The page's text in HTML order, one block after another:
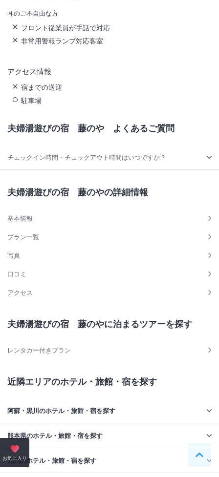
耳のご不自由な方
フロント従業員が手話で対応
非常用警報ランプ対応客室
アクセス情報
宿までの送迎
駐車場
お気に入り ペー
夫婦湯遊びの宿 藤のや よくあるご質問
チェックイン時間・チェックアウト時間はいつですか？
夫婦湯遊びの宿 藤のやの詳細情報
基本情報
プラン一覧
写真
口コミ
アクセス
夫婦湯遊びの宿 藤のやに泊まるツアーを探す
レンタカー付きプラン
近隣エリアのホテル・旅館・宿を探す
阿蘇・黒川のホテル・旅館・宿を探す
熊本県のホテル・旅館・宿を探す
九州のホテル・旅館・宿を探す